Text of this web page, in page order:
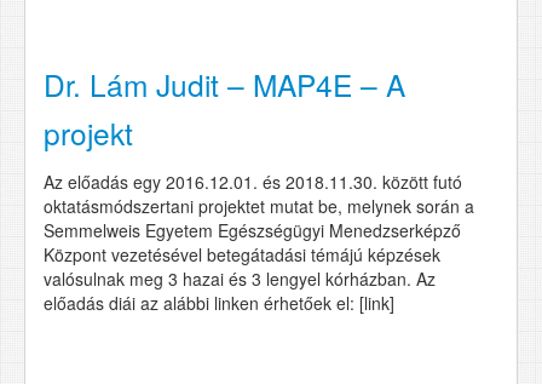
Dr. Lám Judit – MAP4E – A
projekt
Az előadás egy 2016.12.01. és 2018.11.30. között futó
oktatásmódszertani projektet mutat be, melynek során a
Semmelweis Egyetem Egészségügyi Menedzserképző
Központ vezetésével betegátadási témájú képzések
valósulnak meg 3 hazai és 3 lengyel kórházban. Az
előadás diái az alábbi linken érhetőek el: [link]